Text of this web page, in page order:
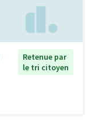
Retenue par
le tri citoyen